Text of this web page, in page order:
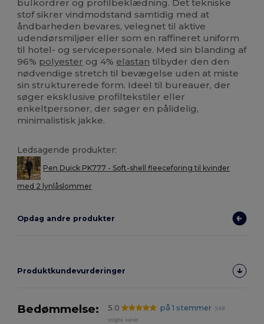
bulkordrer og profilbeklædning. Det tekniske
stof sikrer vindmodstand samtidig med at
åndbarheden bevares, velegnet til aktive
udendørsmiljøer eller som en raffineret uniform
til hotel- og servicepersonale. Med sin blanding af
96% polyester og 4% elastan tilbyder den den
nødvendige stretch til bevægelse uden at miste
sin strukturerede form. Ideel til bureauer, der
søger eksklusive profiltekstiler eller
enkeltpersoner, der søger en pålidelig,
minimalistisk jakke.
Ledsagende produkter:
Pen Duick PK777 - Soft-shell fleeceforing til kvinder
med 2 lynlåslommer
Opdag andre produkter
Produktkundevurderinger
Bedømmelse: 5.0 på 1 stemmer
548
solgte varer